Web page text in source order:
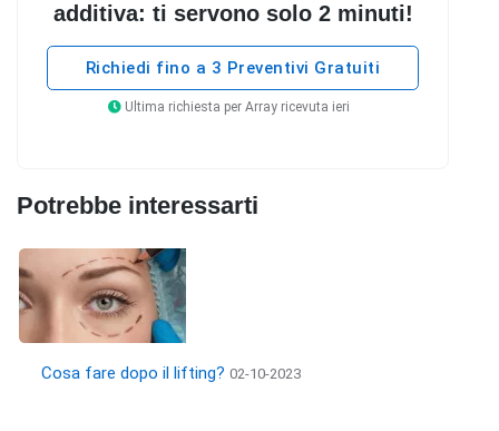
additiva: ti servono solo 2 minuti!
Richiedi fino a 3 Preventivi Gratuiti
Ultima richiesta per Array ricevuta ieri
Potrebbe interessarti
Cosa fare dopo il lifting? 02-10-2023